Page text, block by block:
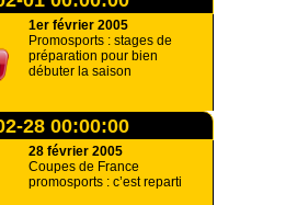
1er février 2005
Promosports : stages de
préparation pour bien
débuter la saison
28 00:00:00
28 février 2005
Coupes de France
promosports : c’est reparti